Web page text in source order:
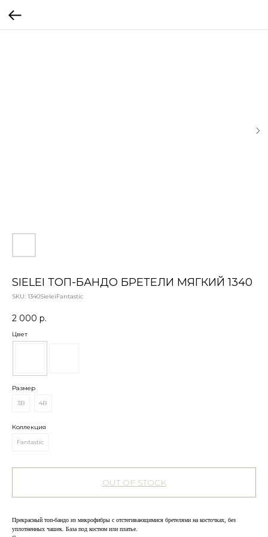
SIELEI ТОП-БАНДО БРЕТЕЛИ МЯГКИЙ 1340
SKU: 1340SieleiFantastic
2 000 р.
Цвет
Размер
3В
4В
Коллекция
Fantastic
OUT OF STOCK
Прекрасный топ-бандо из микрофибры с отстегивающимися бретелями на косточках, без
уплотненных чашек. База под костюм или платье.